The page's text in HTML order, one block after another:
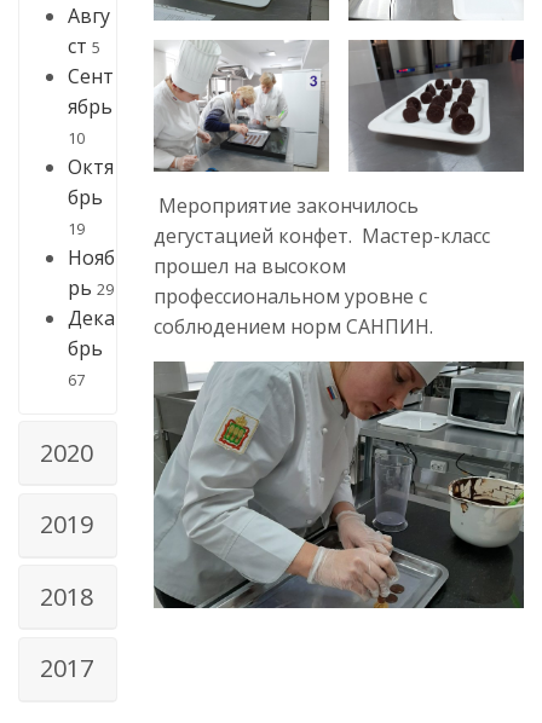
Авгу
ст 5
Сент
ябрь
10
Октя
брь
19
Нояб
рь 29
Дека
брь
67
2020
2019
2018
2017
Мероприятие закончилось
дегустацией конфет. Мастер-класс
прошел на высоком
профессиональном уровне с
соблюдением норм САНПИН.